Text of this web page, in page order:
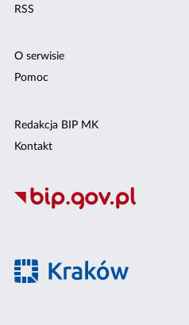
RSS
O serwisie
Pomoc
Redakcja BIP MK
Kontakt